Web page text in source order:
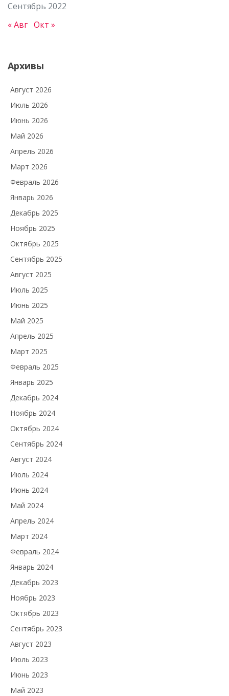
Сентябрь 2022
« Авг Окт »
Архивы
Август 2026
Июль 2026
Июнь 2026
Май 2026
Апрель 2026
Март 2026
Февраль 2026
Январь 2026
Декабрь 2025
Ноябрь 2025
Октябрь 2025
Сентябрь 2025
Август 2025
Июль 2025
Июнь 2025
Май 2025
Апрель 2025
Март 2025
Февраль 2025
Январь 2025
Декабрь 2024
Ноябрь 2024
Октябрь 2024
Сентябрь 2024
Август 2024
Июль 2024
Июнь 2024
Май 2024
Апрель 2024
Март 2024
Февраль 2024
Январь 2024
Декабрь 2023
Ноябрь 2023
Октябрь 2023
Сентябрь 2023
Август 2023
Июль 2023
Июнь 2023
Май 2023